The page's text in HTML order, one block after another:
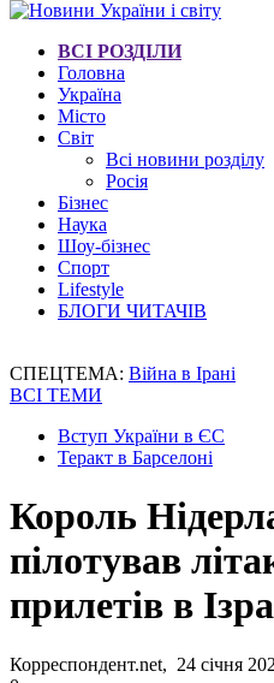
ВСІ РОЗДІЛИ
Головна
Україна
Місто
Світ
Всі новини розділу
Росія
Бізнес
Наука
Шоу-бізнес
Спорт
Lifestyle
БЛОГИ ЧИТАЧІВ
СПЕЦТЕМА: Війна в Ірані
ВСІ ТЕМИ
Вступ України в ЄС
Теракт в Барселоні
Король
пілотував
прилетів в
Корреспондент.net, 24 січня